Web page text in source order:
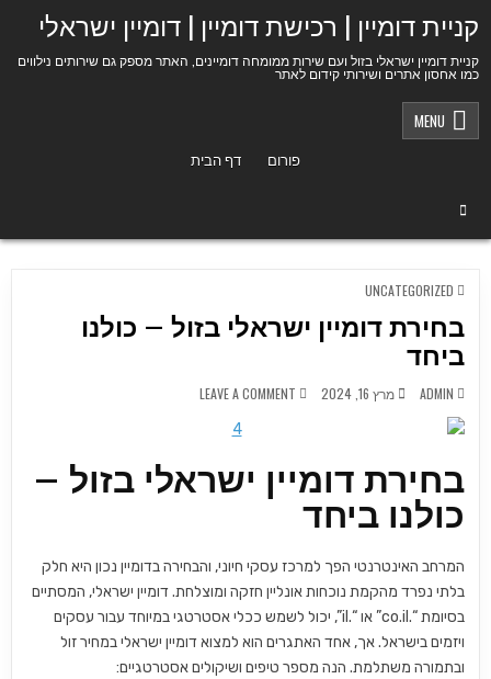
קניית דומיין | רכישת דומיין | דומיין ישראלי
קניית דומיין ישראלי בזול ועם שירות ממומחה דומיינים, האתר מספק גם שירותים נילווים
כמו אחסון אתרים ושירותי קידום לאתר
MENU
דף הבית
פורום
POSTED
IN
UNCATEGORIZED
בחירת דומיין ישראלי בזול – כולנו
ביחד
ADMIN מרץ 16, 2024 LEAVE A COMMENT
ON
בחירת
כולנו
ביחד
בחירת דומיין ישראלי בזול –
כולנו ביחד
המרחב האינטרנטי הפך למרכז עסקי חיוני, והבחירה בדומיין נכון היא חלק
בלתי נפרד מהקמת נוכחות אונליין חזקה ומוצלחת. דומיין ישראלי, המסתיים
בסיומת “.co.il” או “.il”, יכול לשמש ככלי אסטרטגי במיוחד עבור עסקים
ויזמים בישראל. אך, אחד האתגרים הוא למצוא דומיין ישראלי במחיר זול
ובתמורה משתלמת. הנה מספר טיפים ושיקולים אסטרטגיים: